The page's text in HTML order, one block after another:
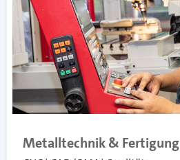
Metalltechnik & Fertigung